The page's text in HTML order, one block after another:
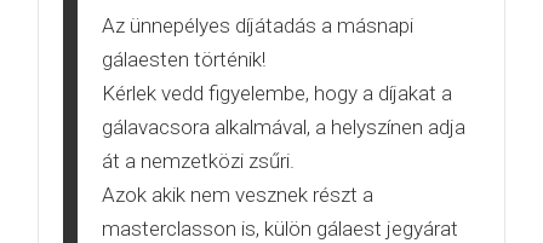
Az ünnepélyes díjátadás a másnapi
gálaesten történik!
Kérlek vedd figyelembe, hogy a díjakat a
gálavacsora alkalmával, a helyszínen adja
át a nemzetközi zsűri.
Azok akik nem vesznek részt a
masterclasson is, külön gálaest jegyárat